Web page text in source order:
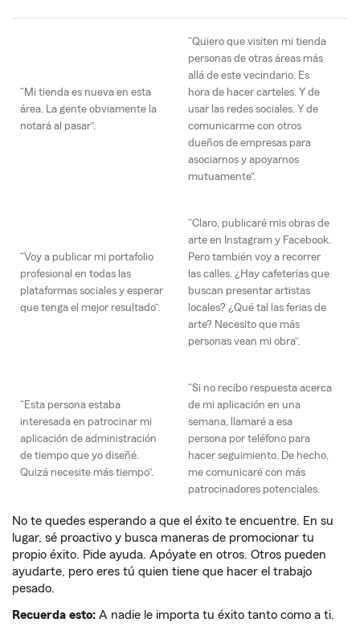
“Mi tienda es nueva en esta
área. La gente obviamente la
notará al pasar”.
“Quiero que visiten mi tienda
personas de otras áreas más
allá de este vecindario. Es
hora de hacer carteles. Y de
usar las redes sociales. Y de
comunicarme con otros
dueños de empresas para
asociarnos y apoyarnos
mutuamente”.
“Voy a publicar mi portafolio
profesional en todas las
plataformas sociales y esperar
que tenga el mejor resultado”.
“Claro, publicaré mis obras de
arte en Instagram y Facebook.
Pero también voy a recorrer
las calles. ¿Hay cafeterías que
buscan presentar artistas
locales? ¿Qué tal las ferias de
arte? Necesito que más
personas vean mi obra”.
“Esta persona estaba
interesada en patrocinar mi
aplicación de administración
de tiempo que yo diseñé.
Quizá necesite más tiempo”.
“Si no recibo respuesta acerca
de mi aplicación en una
semana, llamaré a esa
persona por teléfono para
hacer seguimiento. De hecho,
me comunicaré con más
patrocinadores potenciales.
No te quedes esperando a que el éxito te encuentre. En su
lugar, sé proactivo y busca maneras de promocionar tu
propio éxito. Pide ayuda. Apóyate en otros. Otros pueden
ayudarte, pero eres tú quien tiene que hacer el trabajo
pesado.
Recuerda esto: A nadie le importa tu éxito tanto como a ti.